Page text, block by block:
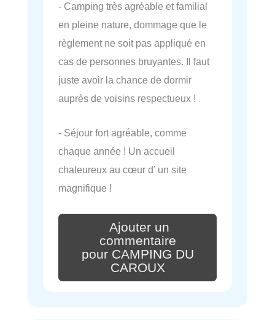
- Camping très agréable et familial
en pleine nature, dommage que le
règlement ne soit pas appliqué en
cas de personnes bruyantes. Il faut
juste avoir la chance de dormir
auprès de voisins respectueux !
- Séjour fort agréable, comme
chaque année ! Un accueil
chaleureux au cœur d’ un site
magnifique !
Ajouter un
commentaire
pour CAMPING DU
CAROUX